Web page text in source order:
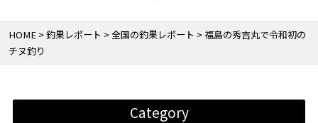
Category
HOME 釣果レポート 全国の釣果レポート
福島の秀吉丸で令和初の
チヌ釣り